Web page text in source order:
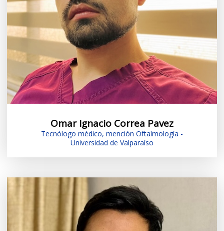
Omar Ignacio Correa Pavez
Tecnólogo médico, mención Oftalmología -
Universidad de Valparaíso